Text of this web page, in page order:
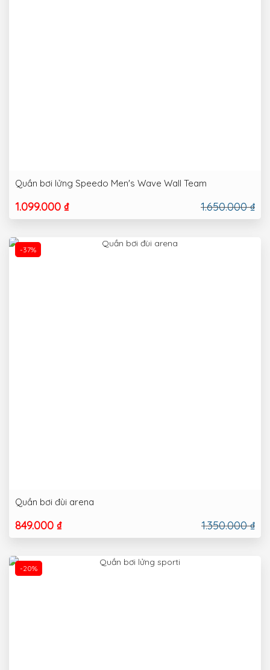
Quần bơi lửng Speedo Men's Wave Wall Team
1.099.000 ₫ 1.650.000 ₫
-37%
Quần bơi đùi arena
849.000 ₫ 1.350.000 ₫
-20%